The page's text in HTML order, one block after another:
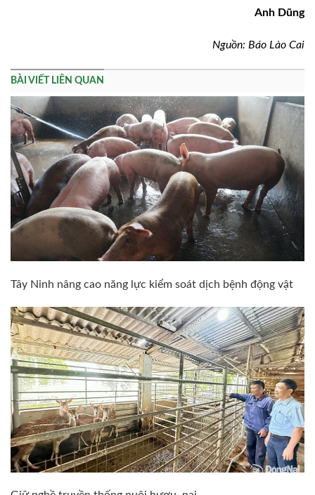
Anh Dũng
Nguồn: Báo Lào Cai
BÀI VIẾT LIÊN QUAN
Tây Ninh nâng cao năng lực kiểm soát dịch bệnh động vật